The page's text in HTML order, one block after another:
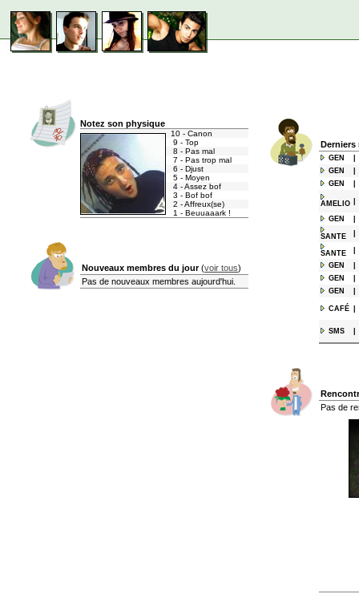
Notez son physique
10 - Canon
9 - Top
8 - Pas mal
7 - Pas trop mal
6 - Djust
5 - Moyen
4 - Assez bof
3 - Bof bof
2 - Affreux(se)
1 - Beuuaaark !
Nouveaux membres du jour(voir tous)
Pas de nouveaux membres aujourd'hui.
Derniers
GEN
GEN
GEN
AMELIO
GEN
SANTE
SANTE
GEN
GEN
GEN
CAFÉ
SMS
Pas de